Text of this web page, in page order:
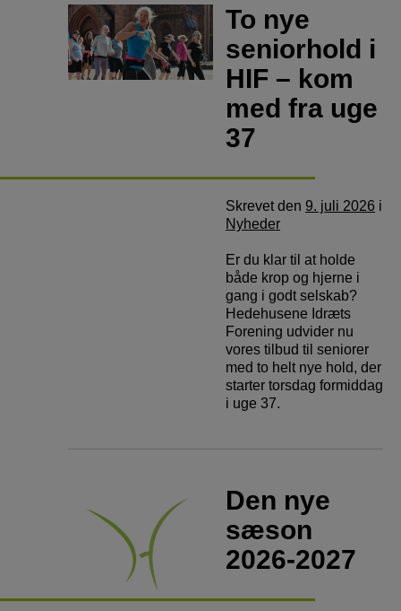
To nye
seniorhold i
HIF – kom
med fra uge
37
Skrevetden 9. juli 2026 i
Nyheder
Er du klar til at holde
både krop og hjerne i
gang i godt selskab?
Hedehusene Idræts
Forening udvider nu
vores tilbud til seniorer
med to helt nye hold, der
starter torsdag formiddag
i uge 37.
Den nye
sæson
2026-2027